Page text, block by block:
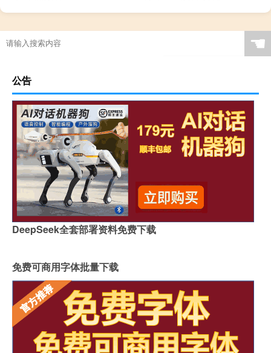
☚
公告
DeepSeek全套部署资料免费下载
免费可商用字体批量下载